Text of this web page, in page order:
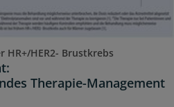
HER2- Brustkrebs
Therapie-Management